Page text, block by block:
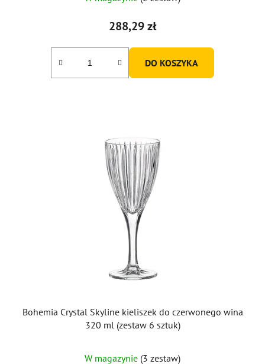
288,29 zł
DO KOSZYKA
Bohemia Crystal Skyline kieliszek do czerwonego wina
320 ml (zestaw 6 sztuk)
W magazynie (3 zestaw)